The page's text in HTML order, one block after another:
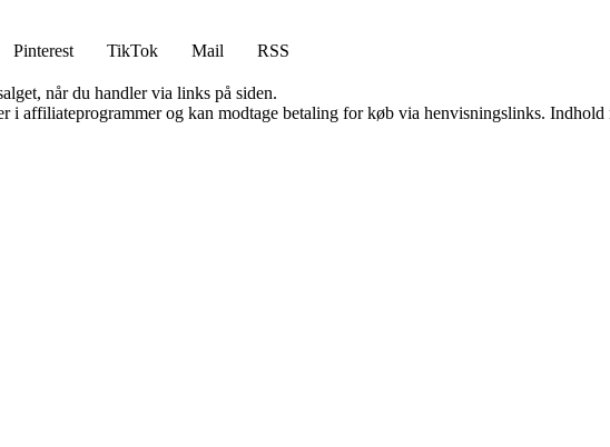
Pinterest TikTok Mail
RSS
når du handler via links på siden.
i affiliateprogrammer og kan modtage betaling for køb via henvisningslinks. Indhold